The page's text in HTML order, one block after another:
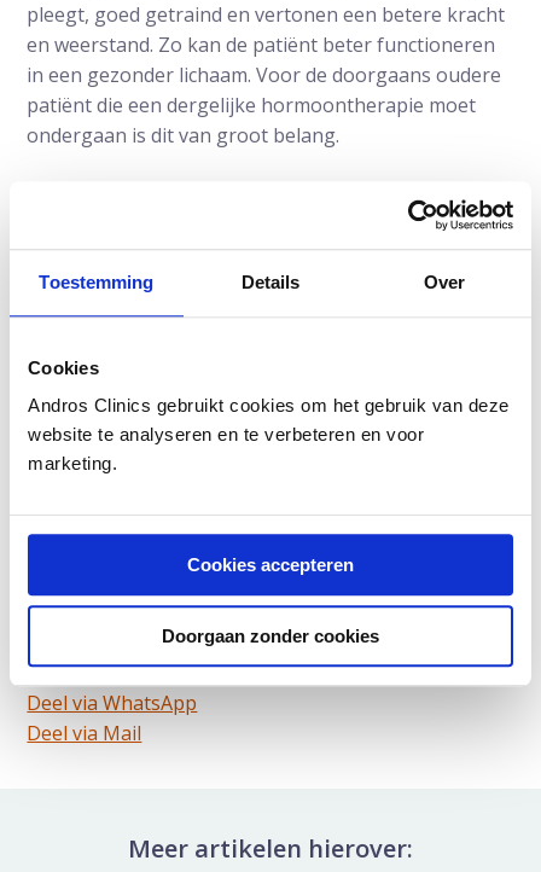
Toestemming Details Over
Cookies
Andros Clinics gebruikt cookies om het gebruik van deze
website te analyseren en te verbeteren en voor
marketing.
Cookies accepteren
Doorgaan zonder cookies
pleegt, goed getraind en vertonen een betere kracht
en weerstand. Zo kan de patiënt beter functioneren
in een gezonder lichaam. Voor de doorgaans oudere
patiënt die een dergelijke hormoontherapie moet
ondergaan is dit van groot belang.
Auteur: Prof.dr. Frans Debruyne
oprichter van Andros. Eerder werd urologie van
Radboudumc onder zijn leiding wereldwijd
gerenommeerd.
Dit is een ouder artikel dat niet meer geüpdatet
wordt
Deel artikel:
Deel via WhatsApp
Deel dit via Whatsapp
Deel via Mail
Meer artikelen hierover: